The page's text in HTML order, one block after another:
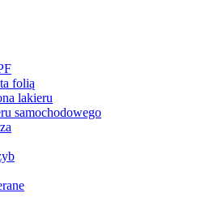
folią
lakieru
samochodowego